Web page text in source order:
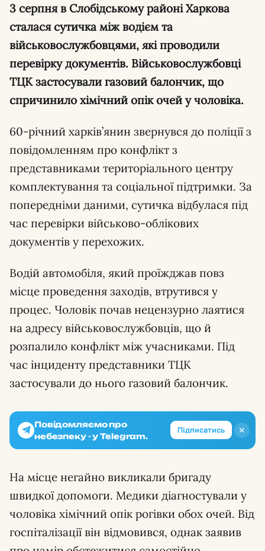
3 серпня в Слобідському районі Харкова
сталася сутичка між водієм та
військовослужбовцями, які проводили
перевірку документів. Військовослужбовці
ТЦК застосували газовий балончик, що
спричинило хімічний опік очей у чоловіка.
60-річний харків’янин звернувся до поліції з
повідомленням про конфлікт з
представниками територіального центру
комплектування та соціальної підтримки. За
попередніми даними, сутичка відбулася під
час перевірки військово-облікових
документів у перехожих.
Водій автомобіля, який проїжджав повз
місце проведення заходів, втрутився у
процес. Чоловік почав нецензурно лаятися
на адресу військовослужбовців, що й
розпалило конфлікт між учасниками. Під
час інциденту представники ТЦК
застосували до нього газовий балончик.
✕
Повідомляємо про
небезпеку - у Telegram.
Підписатись
На місце негайно викликали бригаду
швидкої допомоги. Медики діагностували у
чоловіка хімічний опік рогівки обох очей. Від
госпіталізації він відмовився, однак заявив